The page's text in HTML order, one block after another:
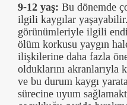
9-12 yaş: Bu dönemde
ilgili kaygılar
görünümleriyle ilgili
ölüm korkusu yaygın
ilişkilerine daha fazla
olduklarını akranlarıyla
ve bu durum kaygı
sürecine uyum